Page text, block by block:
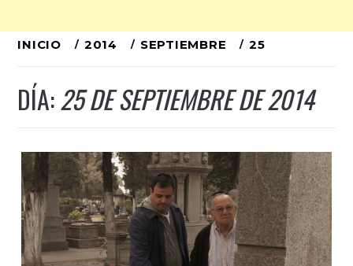
Ir
contenido
INICIO 2014 SEPTIEMBRE 25
DÍA:25 DE SEPTIEMBRE DE 2014